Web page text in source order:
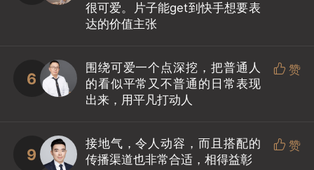
很可爱。片子能get到快手想要表
达的价值主张
6
围绕可爱一个点深挖，把普通人
的看似平常又不普通的日常表现
出来，用平凡打动人
 赞
9
接地气，令人动容，而且搭配的
传播渠道也非常合适，相得益彰
 赞